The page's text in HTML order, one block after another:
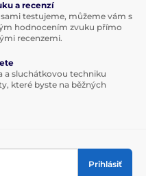
a recenzí
testujeme, můžeme vám s
hodnocením zvuku přímo
recenzemi.
a sluchátkovou techniku
které byste na běžných
Prihlásiť